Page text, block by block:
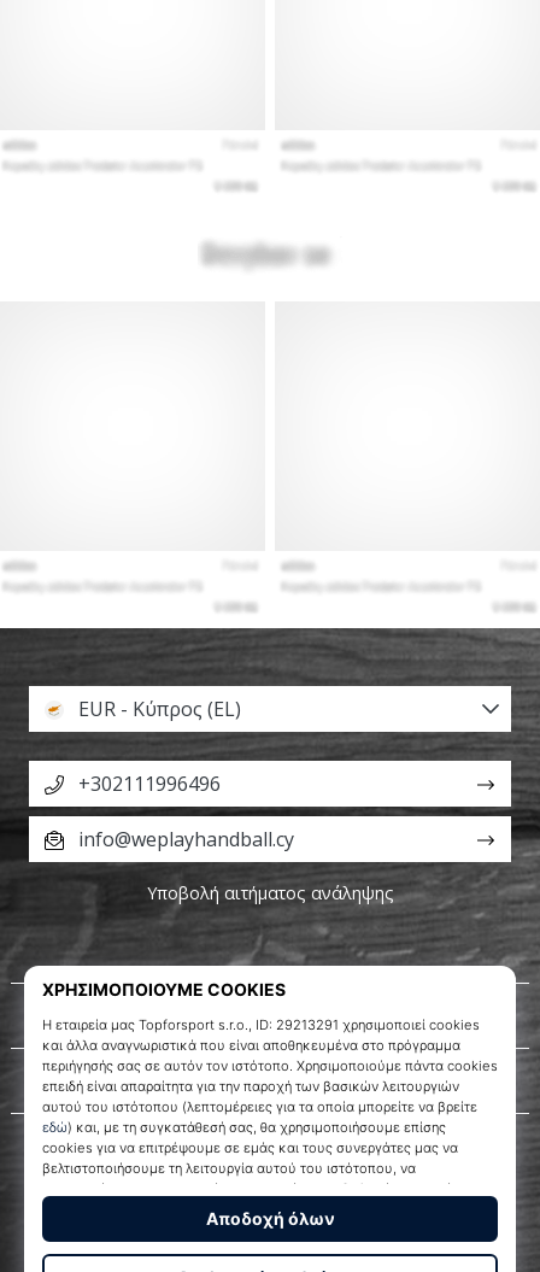
WePlayHandball.cy
Σχετικά μ' εμάς
Εξυπηρέτηση πελατών
EUR - Κύπρος (EL)
+302111996496
info@weplayhandball.cy
Υποβολή αιτήματος ανάληψης